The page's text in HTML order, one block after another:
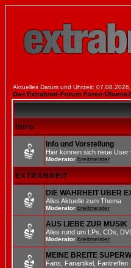
Aktuelles Datum und Uhrzeit:
Das Extrabreit-Forum Foren-
Intro
Info und Vorstellung
Hier können sich neue User
Moderator breitmeister
EXTRABREIT
DIE WAHRHEIT ÜBER
Alles Aktuelle zum Thema
Moderator breitmeister
AUS LIEBE ZUR MUSIK
Alles rund um LPs, CDs,
Moderator breitmeister
MEINE BREITE
Fans, Fanartikel, Fantreffen